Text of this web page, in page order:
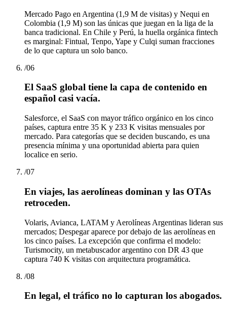
Mercado Pago en Argentina (1,9 M de visitas) y Nequi en
Colombia (1,9 M) son las únicas que juegan en la liga de la
banca tradicional. En Chile y Perú, la huella orgánica fintech
es marginal: Fintual, Tenpo, Yape y Culqi suman fracciones
de lo que captura un solo banco.
/06
El SaaS global tiene la capa de contenido en
español casi vacía.
Salesforce, el SaaS con mayor tráfico orgánico en los cinco
países, captura entre 35 K y 233 K visitas mensuales por
mercado. Para categorías que se deciden buscando, es una
presencia mínima y una oportunidad abierta para quien
localice en serio.
/07
En viajes, las aerolíneas dominan y las OTAs
retroceden.
Volaris, Avianca, LATAM y Aerolíneas Argentinas lideran sus
mercados; Despegar aparece por debajo de las aerolíneas en
los cinco países. La excepción que confirma el modelo:
Turismocity, un metabuscador argentino con DR 43 que
captura 740 K visitas con arquitectura programática.
/08
En legal, el tráfico no lo capturan los abogados.